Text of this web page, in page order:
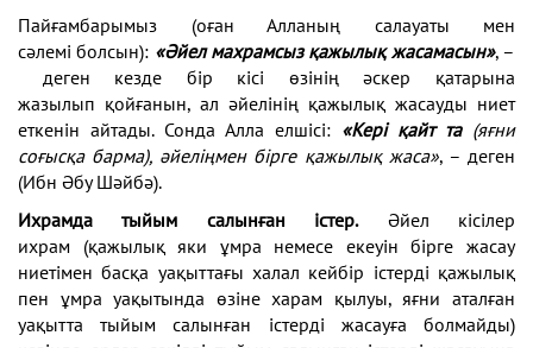
Пайғамбарымыз (оған Алланың салауаты мен
сәлеміболсын): «Әйел махрамсыз қажылық жасамасын», –
деген кезде бір кісі өзінің әскер қатарына
жазылып қойғанын, ал әйелінің қажылық жасауды ниет
еткенін айтады. Сонда Алла елшісі: «Кері қайт та (яғни
соғысқа барма), әйеліңмен бірге қажылық жаса», – деген
(Ибн Әбу Шәйбә).
Ихрамда тыйым салынған істер.Әйел кісілер
ихрам (қажылық яки ұмра немесе екеуін бірге жасау
ниетіменбасқа уақыттағы халал кейбір істерді қажылық
пен ұмрауақытында өзіне харам қылуы, яғни аталған
уақыттатыйым салынған істерді жасауға болмайды)